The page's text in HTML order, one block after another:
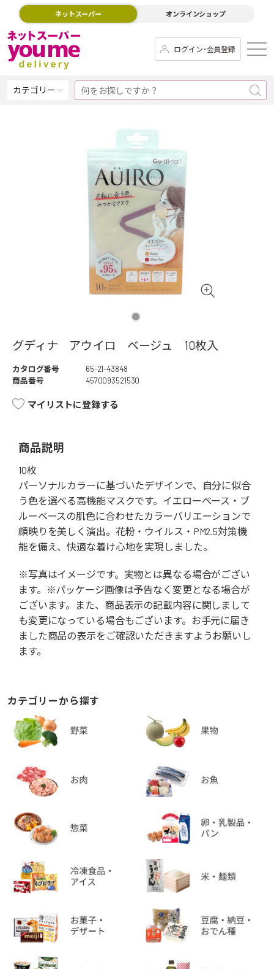
ネットスーパー オンラインショップ
ログイン･会員登録
カテゴリー
グディナ アウイロ ベージュ 10枚入
カタログ番号
65-21-43848
商品番号
4570093521530
マイリストに登録する
商品説明
10枚
パーソナルカラーに基づいたデザインで、自分に似合
う色を選べる高機能マスクです。イエローベース・ブ
ルーベースの肌色に合わせたカラーバリエーションで
顔映りを美しく演出。花粉・ウイルス・PM2.5対策機
能を備え、快適な着け心地を実現しました。
※写真はイメージです。実物とは異なる場合がござい
ます。※パッケージ画像は予告なく変更となる場合が
ございます。また、商品表示の記載内容に関しまして
も変更になっている場合もございます。お手元に届き
ました商品の表示をご確認いただきますようお願いし
ます。
カテゴリーから探す